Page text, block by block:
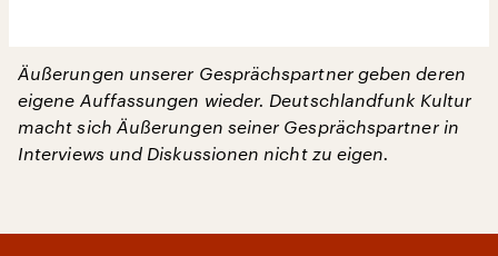
Äußerungen unserer Gesprächspartner geben deren
eigene Auffassungen wieder. Deutschlandfunk Kultur
macht sich Äußerungen seiner Gesprächspartner in
Interviews und Diskussionen nicht zu eigen.